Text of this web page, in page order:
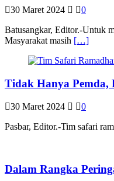
30 Maret 2024
0
Batusangkar, Editor.-Untuk
Masyarakat masih […]
Tidak Hanya Pemda,
30 Maret 2024
0
Pasbar, Editor.-Tim safari
Dalam Rangka